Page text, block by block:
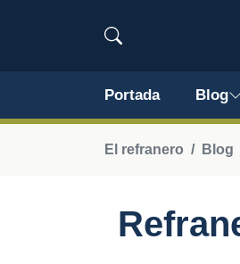
Portada Blog
El refranero Blog